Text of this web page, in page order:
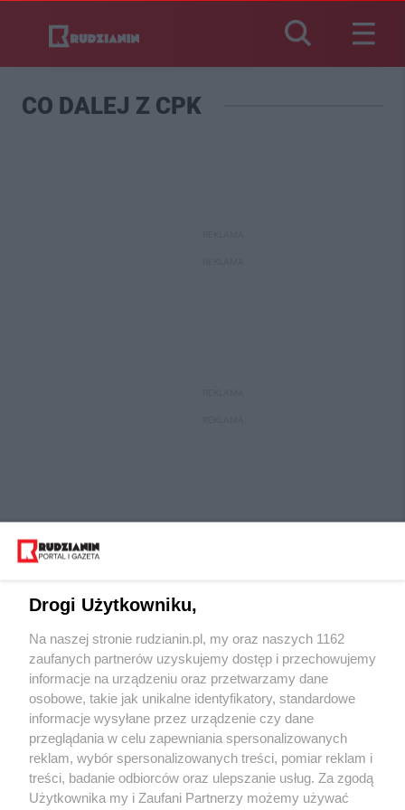
CO DALEJ Z CPK
Wydawca mediów lokalnych
Nie zapomnij
zapoznać się z:
polityką prywatności regulamin korzystania z portali
Twojemiasto Skontaktuj sięz nami
Drogi Użytkowniku,
Na naszej stronie rudzianin.pl, my oraz naszych 1162
zaufanych partnerów uzyskujemy dostęp i przechowujemy
informacje na urządzeniu oraz przetwarzamy dane
osobowe, takie jak unikalne identyfikatory, standardowe
informacje wysyłane przez urządzenie czy dane
przeglądania w celu zapewniania spersonalizowanych
reklam, wybór spersonalizowanych treści, pomiar reklam i
treści, badanie odbiorców oraz ulepszanie usług. Za zgodą
Użytkownika my i Zaufani Partnerzy możemy używać